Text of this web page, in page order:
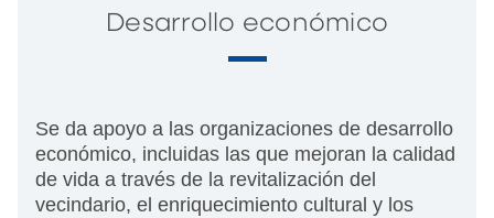
Desarrollo económico
Se da apoyo a las organizaciones de desarrollo
económico, incluidas las que mejoran la calidad
de vida a través de la revitalización del
vecindario, el enriquecimiento cultural y los